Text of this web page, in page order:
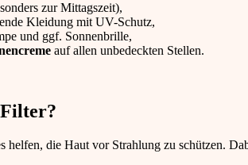
zur Mittagszeit),
Kleidung mit UV-Schutz,
und ggf. Sonnenbrille,
auf allen unbedeckten Stellen.
helfen, die Haut vor Strahlung zu schützen.